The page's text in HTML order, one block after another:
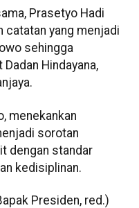
Prasetyo Hadi
catatan yang menjadi
sehingga
Hindayana,
menekankan
sorotan
dengan standar
kedisiplinan.
Presiden, red.)